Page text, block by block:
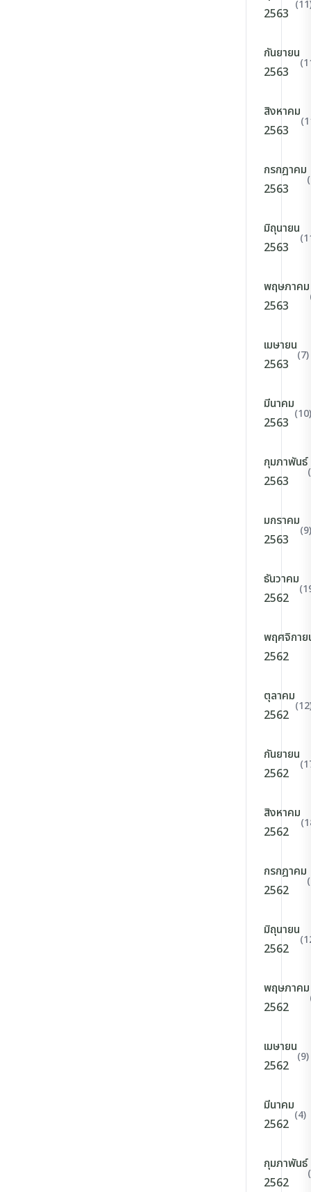
2563
กันยายน
2563
สิงหาคม
2563
กรกฎาคม
2563
มิถุนายน
2563
พฤษภาคม
2563
เมษายน
2563
(7)
มีนาคม
2563
(10)
กุมภาพันธ์
2563
มกราคม
2563
(9)
ธันวาคม
2562
พฤศจิกาย
2562
ตุลาคม
2562
กันยายน
2562
สิงหาคม
2562
กรกฎาคม
2562
มิถุนายน
2562
พฤษภาคม
2562
เมษายน
2562
(9)
มีนาคม
2562
(4)
กุมภาพันธ์
2562